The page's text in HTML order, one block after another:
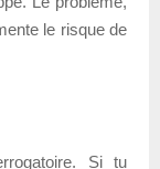
le risque de
Si tu